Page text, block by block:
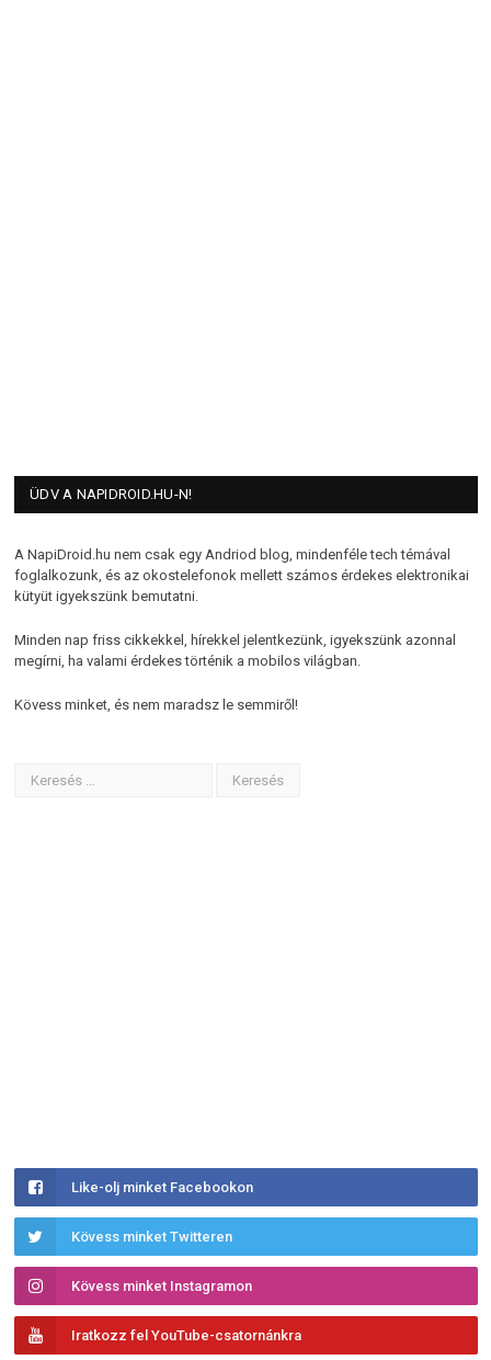
ÜDV A NAPIDROID.HU-N!
A NapiDroid.hu nem csak egy Andriod blog, mindenféle tech témával
foglalkozunk, és az okostelefonok mellett számos érdekes elektronikai
kütyüt igyekszünk bemutatni.
Minden nap friss cikkekkel, hírekkel jelentkezünk, igyekszünk azonnal
megírni, ha valami érdekes történik a mobilos világban.
Kövess minket, és nem maradsz le semmiről!
Like-olj minket Facebookon
Kövess minket Twitteren
Kövess minket Instagramon
Iratkozz fel YouTube-csatornánkra